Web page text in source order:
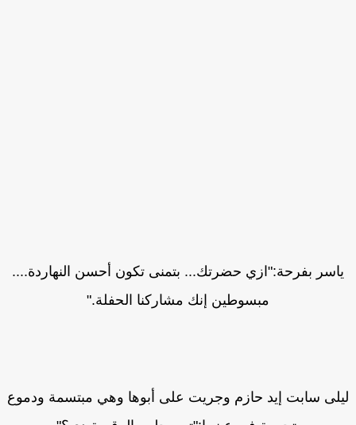
بفرحة:"ازي حضرتك... بتمنى تكون أحسن النهاردة....
مبسوطين إنك مشاركنا الحفلة."
سابت إيد حازم وجريت على أبوها وهي مبتسمة ودموع